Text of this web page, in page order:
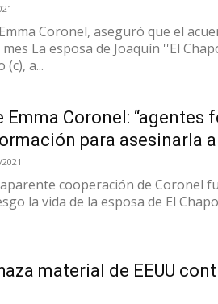
Coronel, aseguró que el
La esposa de Joaquín ''El
a...
Emma Coronel: “agentes
para asesinarla a
cooperación de Coronel
la vida de la esposa de El Chapo
material de EEUU